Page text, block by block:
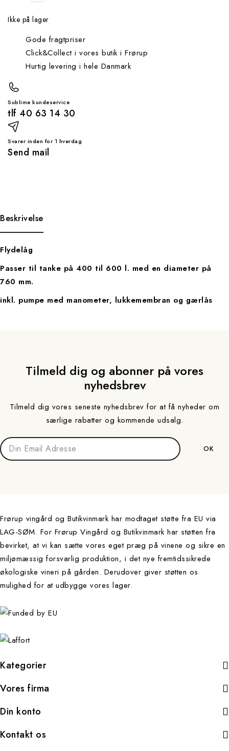
Ikke på lager
Gode fragtpriser
Click&Collect i vores butik i Frørup
Hurtig levering i hele Danmark
Sublime kundeservice
tlf 40 63 14 30
Svarer inden for 1 hverdag
Send mail
Beskrivelse
Flydelåg
Passer til tanke på 400 til 600 l. med en diameter på
760 mm.
inkl. pumpe med manometer, lukkemembran og gærlås
Tilmeld dig og abonner på vores
nyhedsbrev
Tilmeld dig vores seneste nyhedsbrev for at få nyheder om
særlige rabatter og kommende udsalg.
Frørup vingård og Butikvinmark har modtaget støtte fra EU via
LAG-SØM. For Frørup Vingård og Butikvinmark har støtten fra
bevirket, at vi kan sætte vores eget præg på vinene og sikre en
miljømæssig forsvarlig produktion, i det nye fremtidssikrede
økologiske vineri på gården. Derudover giver støtten os
mulighed for at udbygge vores lager.
Kategorier
Vores firma
Din konto
Kontakt os